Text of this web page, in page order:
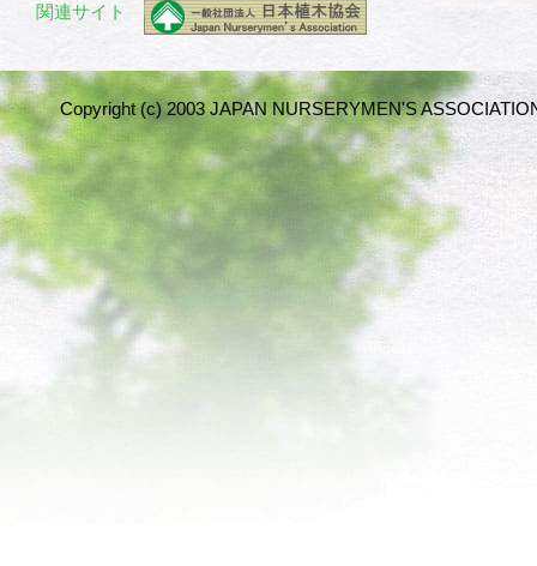
関連サイト
Copyright (c) 2003 JAPAN NURSERYMEN'S